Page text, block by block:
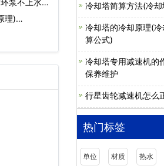
泵不上水怎
理)…
冷却塔简算方法(冷
冷却塔的冷却原理(
算公式)
冷却塔专用减速机的
保养维护
行星齿轮减速机怎么
热门标签
单位 材质 热水